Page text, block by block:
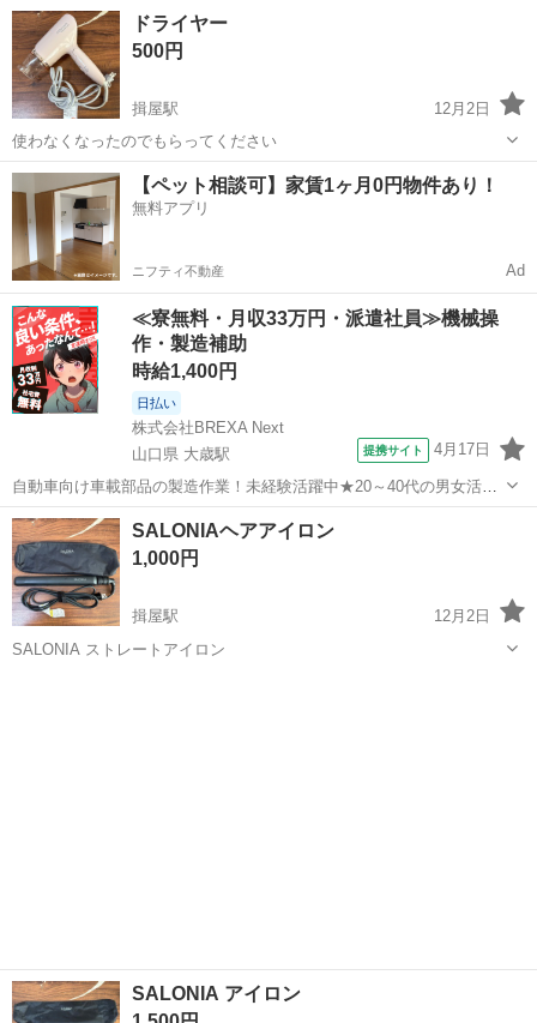
34800円・ブラウンシェーバー・電気シェーバー・メンズシェーバー・
男性用・電...
島根 松江市 東松江駅
ドライヤー
500円
揖屋駅
12月2日
使わなくなったのでもらってください
島根 松江市 揖屋駅 美容家電 ドライヤー
【ペット相談可】家賃1ヶ月0円物件あり！
無料アプリ
ニフティ不動産 Ad
≪寮無料・月収33万円・派遣社員≫機械操
作・製造補助
時給1,400円
日払い
株式会社BREXA Next
山口県 大歳駅
提携サイト 4月17日
自動車向け車載部品の製造作業！未経験活躍中★20～40代の男女活躍
中！友達同士での応募OK！備品付きワンルーム寮費無料！赴任旅費会
社負担！生活支援物資事前対応可◎格安食堂利用可！年間休日135日
♪《山口県山口市》 人気の工...
山口 山口市 大歳駅 その他
SALONIAヘアアイロン
1,000円
揖屋駅
12月2日
SALONIA ストレートアイロン
SALONIA アイロン